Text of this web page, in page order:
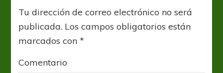
Tu dirección de correo electrónico no será
publicada. Los campos obligatorios están
marcados con*
Comentario